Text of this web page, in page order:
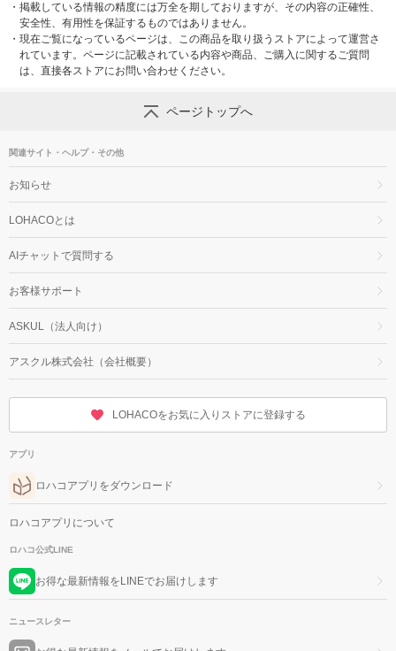
・ 掲載している情報の精度には万全を期しておりますが、その内容の正確性、
安全性、有用性を保証するものではありません。
・ 現在ご覧になっているページは、この商品を取り扱うストアによって運営さ
れています。ページに記載されている内容や商品、ご購入に関するご質問
は、直接各ストアにお問い合わせください。
ページトップへ
関連サイト・ヘルプ・その他
お知らせ
LOHACOとは
AIチャットで質問する
お客様サポート
ASKUL（法人向け）
アスクル株式会社（会社概要）
LOHACOをお気に入りストアに登録する
アプリ
ロハコアプリをダウンロード
ロハコアプリについて
ロハコ公式LINE
お得な最新情報をLINEでお届けします
ニュースレター